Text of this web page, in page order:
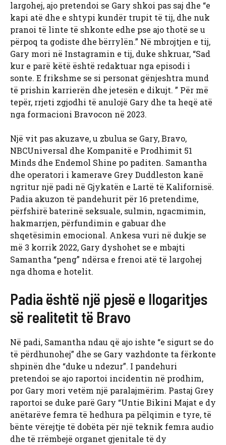
largohej, ajo pretendoi se Gary shkoi pas saj dhe “e
kapi atë dhe e shtypi kundër trupit të tij, dhe nuk
pranoi të linte të shkonte edhe pse ajo thotë se u
përpoq ta godiste dhe bërrylën.” Në mbrojtjen e tij,
Gary mori në Instagramin e tij, duke shkruar, “Sad
kur e parë këtë është redaktuar nga episodi i
sonte. E frikshme se si personat gënjeshtra mund
të prishin karrierën dhe jetesën e dikujt. ” Për më
tepër, rrjeti zgjodhi të anulojë Gary dhe ta heqë atë
nga formacioni Bravocon në 2023.
Një vit pas akuzave, u zbulua se Gary, Bravo,
NBCUniversal dhe Kompanitë e Prodhimit 51
Minds dhe Endemol Shine po paditen. Samantha
dhe operatori i kamerave Grey Duddleston kanë
ngritur një padi në Gjykatën e Lartë të Kalifornisë.
Padia akuzon të pandehurit për 16 pretendime,
përfshirë baterinë seksuale, sulmin, ngacmimin,
hakmarrjen, përfundimin e gabuar dhe
shqetësimin emocional. Ankesa vuri në dukje se
më 3 korrik 2022, Gary dyshohet se e mbajti
Samantha “peng” ndërsa e frenoi atë të largohej
nga dhoma e hotelit.
Padia është një pjesë e llogaritjes
së realitetit të Bravo
Në padi, Samantha ndau që ajo ishte “e sigurt se do
të përdhunohej” dhe se Gary vazhdonte ta fërkonte
shpinën dhe “duke u ndezur”. I pandehuri
pretendoi se ajo raportoi incidentin në prodhim,
por Gary mori vetëm një paralajmërim. Pastaj Grey
raportoi se duke parë Gary “Untie Bikini Majat e dy
anëtarëve femra të hedhura pa pëlqimin e tyre, të
bënte vërejtje të dobëta për një teknik femra audio
dhe të rrëmbejë organet gjenitale të dy